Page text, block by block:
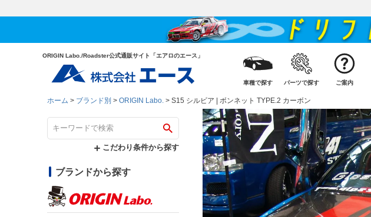
ORIGIN Labo./Roadster公式通販サイト「エアロのエース」
車種で探す パーツで探す ご案内
ホーム ブランド別 ORIGIN Labo. S15 シルビア | ボンネット TYPE.2 カーボン
こだわり条件から探す
ブランドから探す